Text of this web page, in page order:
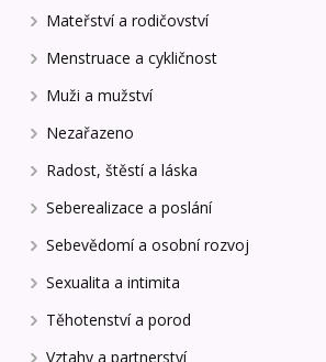
Mateřství a rodičovství
Menstruace a cykličnost
Muži a mužství
Nezařazeno
Radost, štěstí a láska
Seberealizace a poslání
Sebevědomí a osobní rozvoj
Sexualita a intimita
Těhotenství a porod
Vztahy a partnerství